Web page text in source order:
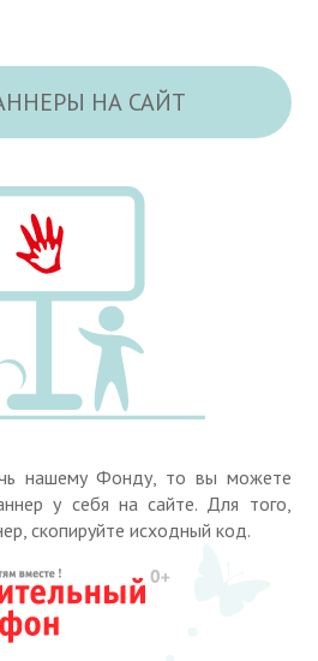
НА САЙТ
нашему Фонду, то вы можете
у себя на сайте. Для того,
скопируйте исходный код.